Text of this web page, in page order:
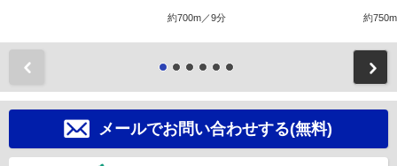
約700m／9分 約
メールでお問い合わせする(無料)